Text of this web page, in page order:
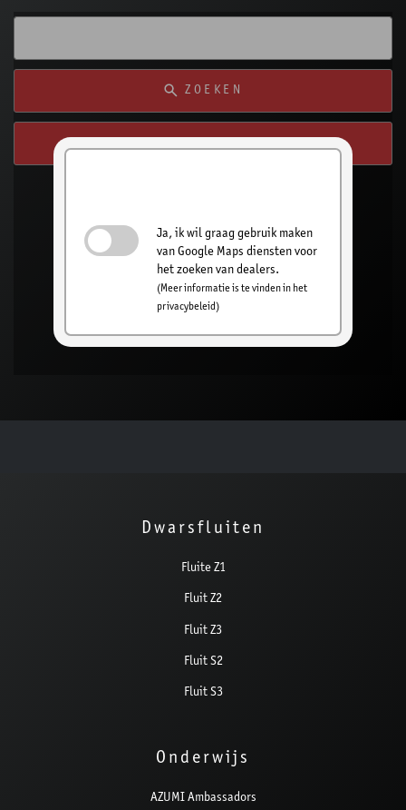
Ja, ik wil graag gebruik maken
van Google Maps diensten voor
het zoeken van dealers.
(Meer informatie is te vinden in het
privacybeleid)
ZOEKEN
Dwarsfluiten
Fluite Z1
Fluit Z2
Fluit Z3
Fluit S2
Fluit S3
Onderwijs
AZUMI Ambassadors